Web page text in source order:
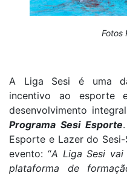
Fotos
A Liga Sesi é uma
incentivo ao esporte
desenvolvimento
Programa Sesi Esporte
Esporte e Lazer do
evento: “A Liga Sesi
plataforma de